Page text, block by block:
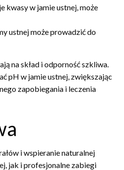
kwasy w jamie ustnej, może
ustnej może prowadzić do
na skład i odporność szkliwa.
pH w jamie ustnej, zwiększając
zapobiegania i leczenia
i wspieranie naturalnej
jak i profesjonalne zabiegi